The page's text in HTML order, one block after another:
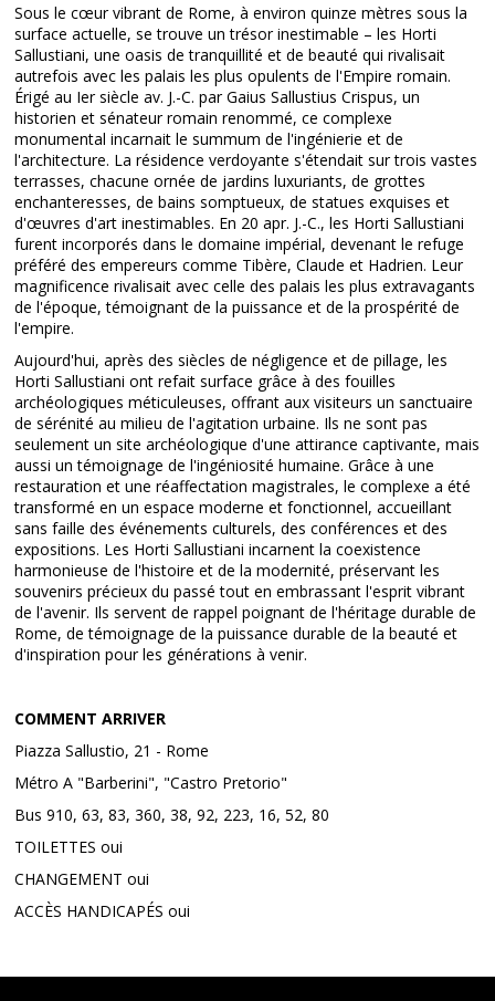
Sous le cœur vibrant de Rome, à environ quinze mètres sous la
surface actuelle, se trouve un trésor inestimable – les Horti
Sallustiani, une oasis de tranquillité et de beauté qui rivalisait
autrefois avec les palais les plus opulents de l'Empire romain.
Érigé au Ier siècle av. J.-C. par Gaius Sallustius Crispus, un
historien et sénateur romain renommé, ce complexe
monumental incarnait le summum de l'ingénierie et de
l'architecture. La résidence verdoyante s'étendait sur trois vastes
terrasses, chacune ornée de jardins luxuriants, de grottes
enchanteresses, de bains somptueux, de statues exquises et
d'œuvres d'art inestimables. En 20 apr. J.-C., les Horti Sallustiani
furent incorporés dans le domaine impérial, devenant le refuge
préféré des empereurs comme Tibère, Claude et Hadrien. Leur
magnificence rivalisait avec celle des palais les plus extravagants
de l'époque, témoignant de la puissance et de la prospérité de
l'empire.
Aujourd'hui, après des siècles de négligence et de pillage, les
Horti Sallustiani ont refait surface grâce à des fouilles
archéologiques méticuleuses, offrant aux visiteurs un sanctuaire
de sérénité au milieu de l'agitation urbaine. Ils ne sont pas
seulement un site archéologique d'une attirance captivante, mais
aussi un témoignage de l'ingéniosité humaine. Grâce à une
restauration et une réaffectation magistrales, le complexe a été
transformé en un espace moderne et fonctionnel, accueillant
sans faille des événements culturels, des conférences et des
expositions. Les Horti Sallustiani incarnent la coexistence
harmonieuse de l'histoire et de la modernité, préservant les
souvenirs précieux du passé tout en embrassant l'esprit vibrant
de l'avenir. Ils servent de rappel poignant de l'héritage durable de
Rome, de témoignage de la puissance durable de la beauté et
d'inspiration pour les générations à venir.
COMMENT ARRIVER
Piazza Sallustio, 21 - Rome
Métro A "Barberini", "Castro Pretorio"
Bus 910, 63, 83, 360, 38, 92, 223, 16, 52, 80
TOILETTES oui
CHANGEMENT oui
ACCÈS HANDICAPÉS oui